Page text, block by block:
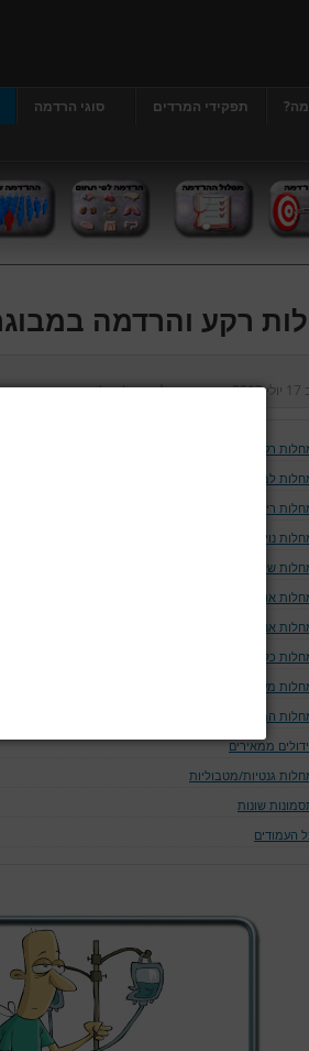
תפקידי המרדים סוגי הרדמה
רקע והרדמה
17 יולי 2013 נכתב על ידידר' גרג'י יונתן
רקע והרדמה במבוגרים
לב וכלי דם
ריאה ודרכי האויר
נוירולוגיות
שלד
אוטו-אימוניות
אנדוקריניות
כליה ומערכת השתן
מערכת העיכול
המאטולוגיות
ממאירים
גנטיות/מטבוליות
שונות
העמודים